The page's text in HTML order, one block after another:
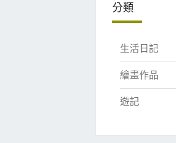
分類
生活日記
繪畫作品
遊記